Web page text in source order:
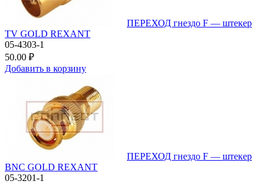
ПЕРЕХОД гнездо F — штекер
TV GOLD REXANT
05-4303-1
50.00 ₽
Добавить в корзину
ПЕРЕХОД гнездо F — штекер
BNC GOLD REXANT
05-3201-1